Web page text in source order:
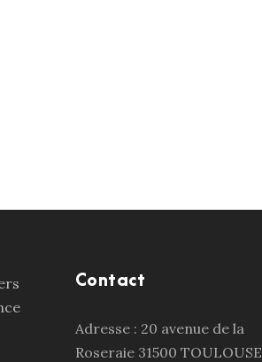
Contact
Adresse : 20 avenue de la
Roseraie 31500 TOULOUSE